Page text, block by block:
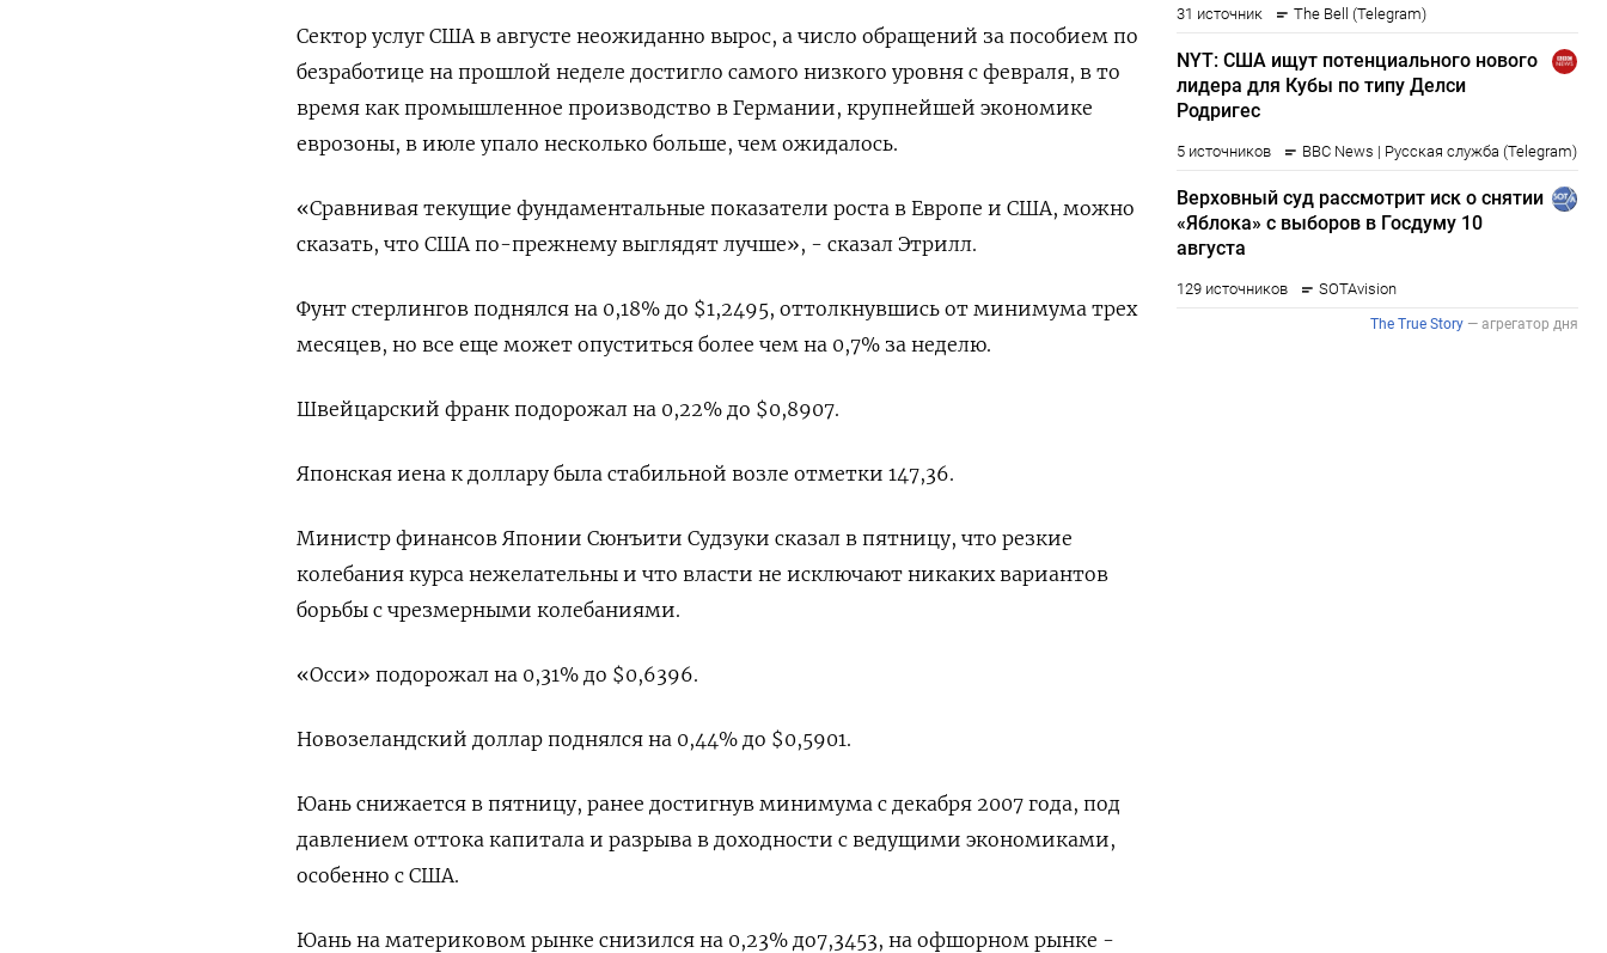
Сектор услуг США в августе неожиданно вырос, а число обращений за пособием по
безработице на прошлой неделе достигло самого низкого уровня с февраля, в то
время как промышленное производство в Германии, крупнейшей экономике
еврозоны, в июле упало несколько больше, чем ожидалось.
«Сравнивая текущие фундаментальные показатели роста в Европе и США, можно
сказать, что США по-прежнему выглядят лучше», - сказал Этрилл.
Фунт стерлингов поднялся на 0,18% до $1,2495​, оттолкнувшись от минимума трех
месяцев, но все еще может опуститься более чем на 0,7% за неделю.
Швейцарский франк подорожал на 0,22% до $0,8907​.
Японская иена к доллару была стабильной возле отметки 147,36.
Министр финансов Японии Сюнъити Судзуки сказал в пятницу, что резкие
колебания курса нежелательны и что власти не исключают никаких вариантов
борьбы с чрезмерными колебаниями.
«Осси» подорожал на 0,31% до $0,6396​.
Новозеландский доллар поднялся на 0,44% до $0,5901​.
Юань снижается в пятницу, ранее достигнув минимума с декабря 2007 года, под
давлением оттока капитала и разрыва в доходности с ведущими экономиками,
особенно с США.
Юань на материковом рынке снизился на 0,23% до​ 7,3453​, на офшорном рынке -